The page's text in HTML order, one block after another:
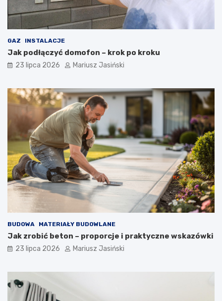
GAZ INSTALACJE
Jak podłączyć domofon – krok po kroku
23 lipca 2026 Mariusz Jasiński
BUDOWA MATERIAŁY BUDOWLANE
Jak zrobić beton – proporcje i praktyczne wskazówki
23 lipca 2026 Mariusz Jasiński